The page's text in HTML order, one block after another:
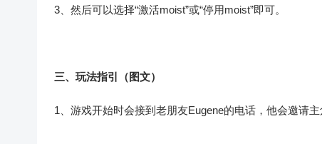
3、然后可以选择“激活moist”或“停用moist”即可。
三、玩法指引（图文）
1、游戏开始时会接到老朋友Eugene的电话，他会邀请